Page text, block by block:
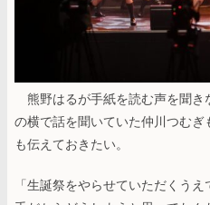
熊野はるが手紙を読む声を聞き
の横で話を聞いていた仲川つむ
も伝えておきたい。
「生誕祭をやらせていただくう